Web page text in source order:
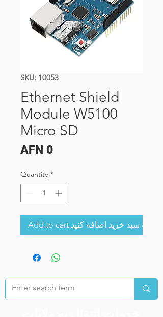
SKU: 10053
Ethernet Shield
Module W5100
Micro SD
AFN 0Price
Quantity *
Add to cart به سبد خرید اضافه کنید